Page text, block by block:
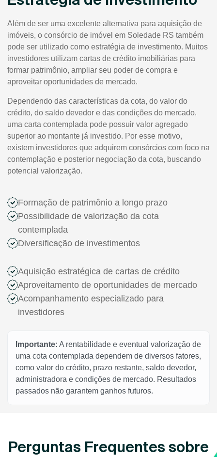
Além de ser uma excelente alternativa para aquisição de
imóveis, o consórcio de imóvel em Soledade RS também
pode ser utilizado como estratégia de investimento. Muitos
investidores utilizam cartas de crédito imobiliárias para
formar patrimônio, ampliar seu poder de compra e
aproveitar oportunidades de mercado.
Dependendo das características da cota, do valor do
crédito, do saldo devedor e das condições do mercado,
uma carta contemplada pode possuir valor agregado
superior ao montante já investido. Por esse motivo,
existem investidores que adquirem consórcios com foco na
contemplação e posterior negociação da cota, buscando
potencial valorização.
Formação de patrimônio a longo prazo
Possibilidade de valorização da cota
contemplada
Diversificação de investimentos
Aquisição estratégica de cartas de crédito
Aproveitamento de oportunidades de mercado
Acompanhamento especializado para
investidores
Importante: A rentabilidade e eventual valorização de
uma cota contemplada dependem de diversos fatores,
como valor do crédito, prazo restante, saldo devedor,
administradora e condições de mercado. Resultados
passados não garantem ganhos futuros.
Perguntas Frequentes sobre